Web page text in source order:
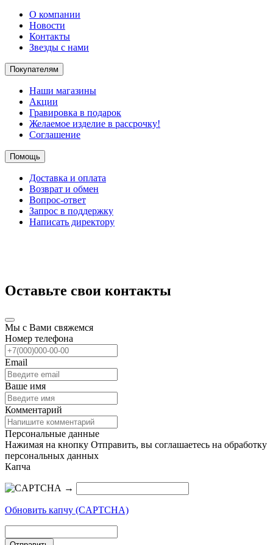
О компании
Новости
Контакты
Звезды с нами
Покупателям
Наши магазины
Акции
Гравировка в подарок
Желаемое изделие в рассрочку!
Соглашение
Помощь
Доставка и оплата
Возврат и обмен
Вопрос-ответ
Запрос в поддержку
Написать директору
Оставьте свои контакты
Мы с Вами свяжемся
Номер телефона
Email
Ваше имя
Комментарий
Персональные данные
Нажимая на кнопку Отправить, вы соглашаетесь на обработку
персональных данных
Капча
→
Обновить капчу (CAPTCHA)